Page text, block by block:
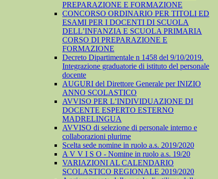
PREPARAZIONE E FORMAZIONE
CONCORSO ORDINARIO PER TITOLI ED
ESAMI PER I DOCENTI DI SCUOLA
DELL’INFANZIA E SCUOLA PRIMARIA
CORSO DI PREPARAZIONE E
FORMAZIONE
Decreto Dipartimentale n 1458 del 9/10/2019.
Integrazione graduatorie di istituto del personale
docente
AUGURI del Direttore Generale per INIZIO
ANNO SCOLASTICO
AVVISO PER L’INDIVIDUAZIONE DI
DOCENTE ESPERTO ESTERNO
MADRELINGUA
AVVISO di selezione di personale interno e
collaborazioni plurime
Scelta sede nomine in ruolo a.s. 2019/2020
A V V I S O - Nomine in ruolo a.s. 19/20
VARIAZIONI AL CALENDARIO
SCOLASTICO REGIONALE 2019/2020